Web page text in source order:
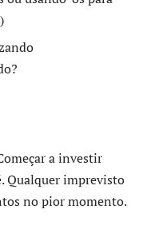
a investir
Qualquer imprevisto
no pior momento.